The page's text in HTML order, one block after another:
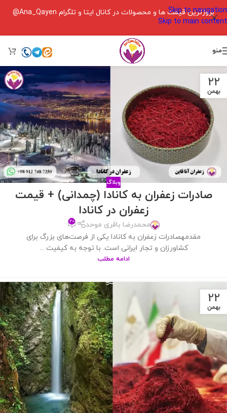
Skip to navigation
Skip to main content
بروزترین قیمت ها و محصولات در کانال ایتا و تلگرام Ana_Qayen@
منو
22
بهمن
وبلاگ
صادرات زعفران به کانادا (چمدانی) + قیمت
زعفران در کانادا
محمدرضا باقری موحد ۲۰
مقدمهصادرات زعفران به کانادا یکی از فرصت‌های بزرگ برای
کشاورزان و تجار ایرانی است. با توجه به کیفیت ...
ادامه مطلب
22
بهمن